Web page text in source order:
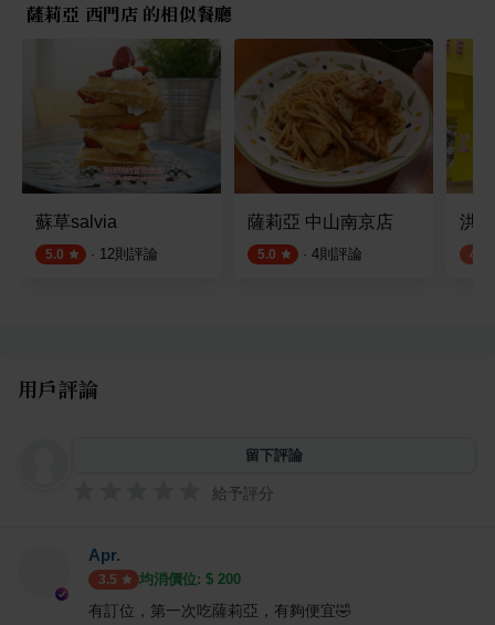
薩莉亞 西門店 的相似餐廳
蘇草salvia
5.0 · 12則評論
薩莉亞 中山南京店
5.0 · 4則評論
洪
4.0
用戶評論
留下評論
給予評分
Apr.
3.5 均消價位: $ 200
有訂位，第一次吃薩莉亞，有夠便宜🤣